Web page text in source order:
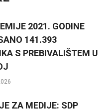
2021. GODINE
141.393
S PREBIVALIŠTEM U
ZA MEDIJE: SDP